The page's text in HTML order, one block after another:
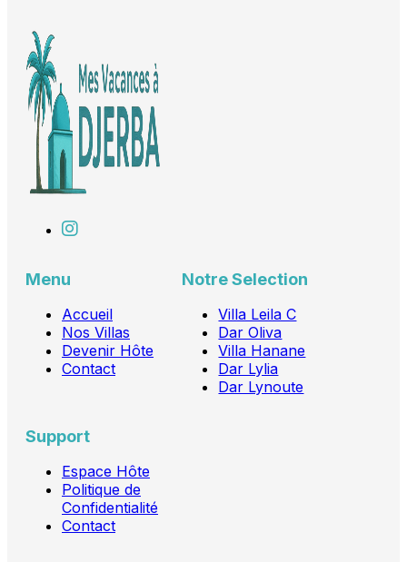
Menu
Accueil
Nos Villas
Devenir Hôte
Contact
Notre Selection
Villa Leila C
Dar Oliva
Villa Hanane
Dar Lylia
Dar Lynoute
Support
Espace Hôte
Politique de
Confidentialité
Contact